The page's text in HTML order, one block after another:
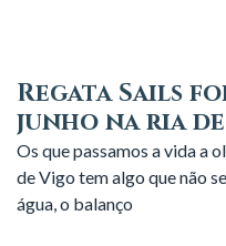
Regata Sails
junho na ria
Os que passamos a vida a
de Vigo tem algo que não
água, o balanço